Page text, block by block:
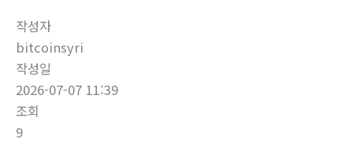
작성자
bitcoinsyri
작성일
2026-07-07 11:39
조회
9